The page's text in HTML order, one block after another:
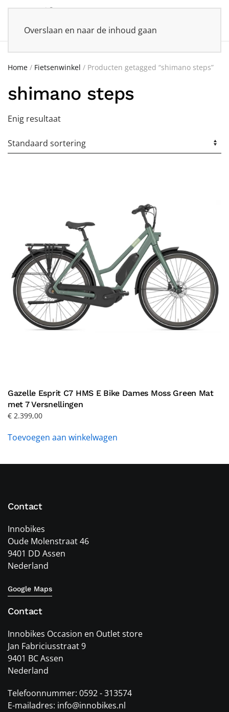
Overslaan en naar de inhoud gaan
Home / Fietsenwinkel / Producten getagged “shimano steps”
shimano steps
Enig resultaat
Gazelle Esprit C7 HMS E Bike Dames Moss Green Mat
met 7 Versnellingen
€ 2.399,00
Toevoegen aan winkelwagen
Contact
Innobikes
Oude Molenstraat 46
9401 DD Assen
Nederland
Google Maps
Contact
Innobikes Occasion en Outlet store
Jan Fabriciusstraat 9
9401 BC Assen
Nederland
Telefoonnummer: 0592 - 313574
E-mailadres: info@innobikes.nl